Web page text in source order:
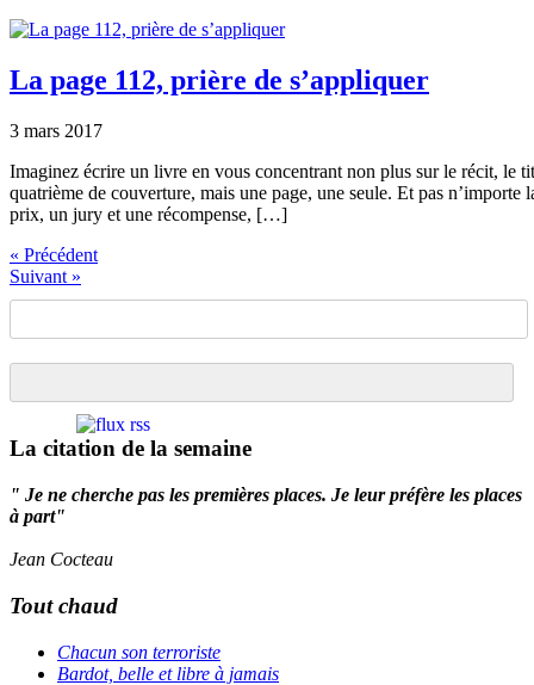
La page 112, prière de s’appliquer
3 mars 2017
Imaginez écrire un livre en vous concentrant non plus sur le récit, le
quatrième de couverture, mais une page, une seule. Et pas n’importe
prix, un jury et une récompense, […]
« Précédent
Suivant »
La citation de la semaine
" Je ne cherche pas les premières places. Je leur préfère les places
à part"
Jean Cocteau
Tout chaud
Chacun son terroriste
Bardot, belle et libre à jamais